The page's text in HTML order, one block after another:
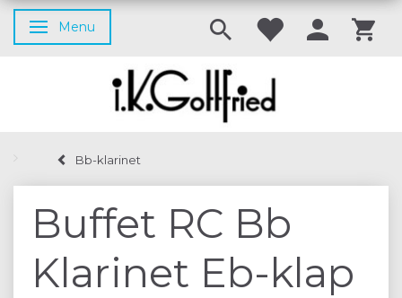
Skifte navigation
Menu
Bb-klarinet
Buffet RC Bb
Klarinet Eb-klap